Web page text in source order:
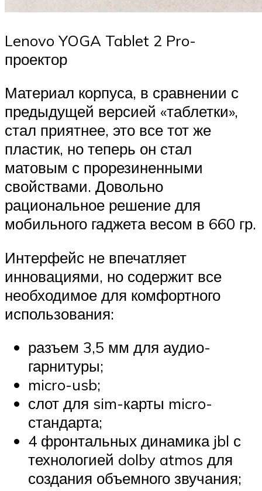
Lenovo YOGA Tablet 2 Pro-
проектор
Материал корпуса, в сравнении с
предыдущей версией «таблетки»,
стал приятнее, это все тот же
пластик, но теперь он стал
матовым с прорезиненными
свойствами. Довольно
рациональное решение для
мобильного гаджета весом в 660 гр.
Интерфейс не впечатляет
инновациями, но содержит все
необходимое для комфортного
использования:
разъем 3,5 мм для аудио-
гарнитуры;
micro-usb;
слот для sim-карты micro-
стандарта;
4 фронтальных динамика jbl с
технологией dolby atmos для
создания объемного звучания;